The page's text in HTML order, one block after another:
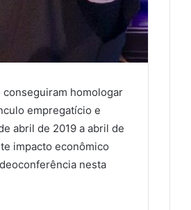
homologar
empregatício e
abril de 2019 a abril de
impacto econômico
nesta